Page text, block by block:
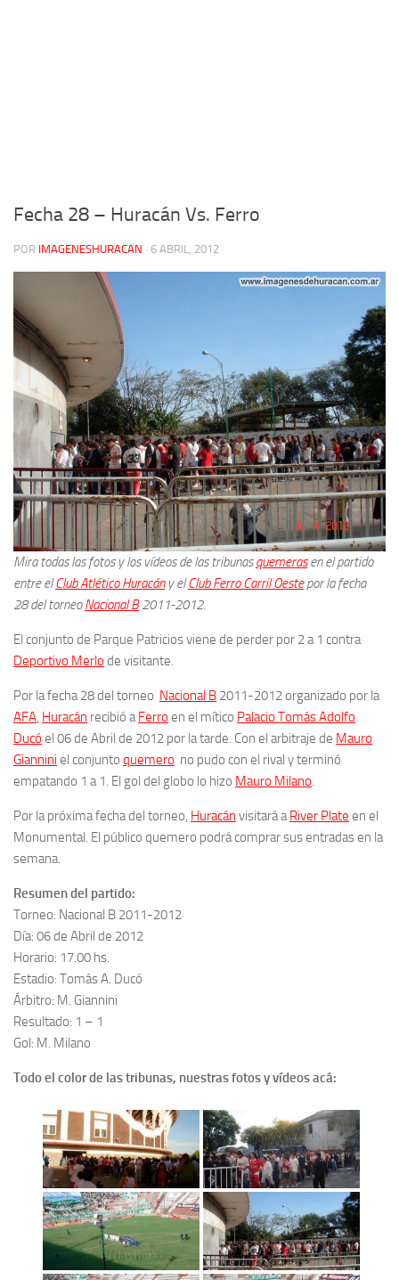
Fecha 28 – Huracán Vs. Ferro
POR IMAGENESHURACAN · 6 ABRIL, 2012
Mira todas las fotos y los vídeos de las tribunasquemerasen el partido
entre elClub Atlético Huracány elClub Ferro Carril Oestepor la fecha
28del torneoNacional B2011-2012.
El conjunto de Parque Patricios viene de perder por 2 a 1 contra
Deportivo Merlo de visitante.
Por la fecha 28 del torneo Nacional B 2011-2012 organizado por la
AFA Huracán recibió a Ferro en el mítico Palacio Tomás Adolfo
Ducó el 06 de Abril de 2012 por la tarde. Con el arbitraje de Mauro
Giannini el conjunto quemero no pudo con el rival y terminó
empatando 1 a 1. El gol del globo lo hizo Mauro Milano
Por la próxima fecha del torneo, Huracán visitará a River Plate en el
Monumental. El público quemero podrá comprar sus entradas en la
semana.
Resumen del partido:
Torneo: Nacional B 2011-2012
Día: 06 de Abril de 2012
Horario: 17.00 hs.
Estadio: Tomás A. Ducó
Árbitro: M. Giannini
Resultado: 1 – 1
Gol: M. Milano
Todo el color de las tribunas, nuestras fotos y vídeos acá: